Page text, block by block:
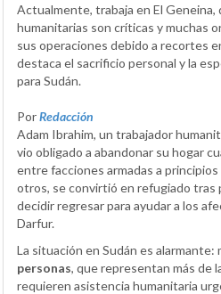
Actualmente, trabaja en El Geneina,
humanitarias son críticas y muchas
sus operaciones debido a recortes
destaca el sacrificio personal y la
para Sudán.
PorRedacción
Adam Ibrahim, un trabajador
vio obligado a abandonar su hogar
entre facciones armadas a
otros, se convirtió en refugiado tras
decidir regresar para ayudar a los
Darfur.
La situación en Sudán es alarmante:
personas, que representan más de
requieren asistencia humanitaria